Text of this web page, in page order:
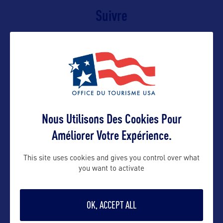
Suivre
VOIR LE SITE
Nous Utilisons Des Cookies Pour
Améliorer Votre Expérience.
This site uses cookies and gives you control over what
you want to activate
OK, ACCEPT ALL